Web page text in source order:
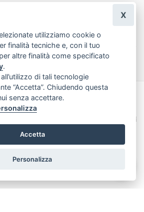
, ordinato in tarda mattinata e nel primo pom
Composizione bellissima, gentili e disp
bravi
cannone|una settimana fa
- Realizzazione Siti ecommerce per Fioristi
Termini e Condizioni
utilizziamo cookie o
finalità tecniche e, con il tuo
altre finalità come specificato
.
di tali tecnologie
“Accetta”. Chiudendo questa
senza accettare.
Accetta
Personalizza
X